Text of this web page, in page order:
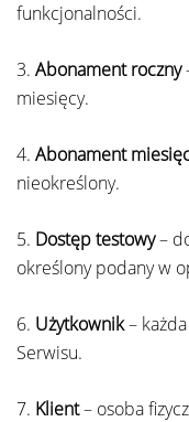
funkcjonalności.
3. Abonament roczny
miesięcy.
4. Abonament
nieokreślony.
5. Dostęp testowy–
określony podany w
6. Użytkownik– każda
Serwisu.
7. Klient– osoba